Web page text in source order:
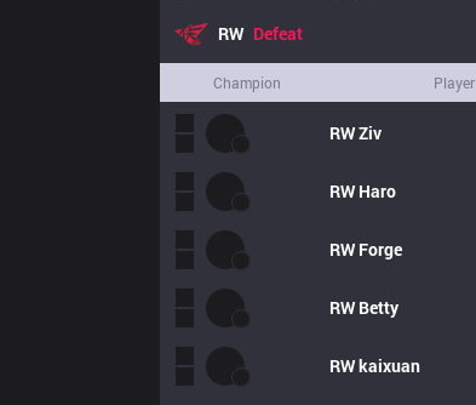
RW Defeat
Champion Player
RWZiv
RW Haro
RW Forge
RW Betty
RWkaixuan